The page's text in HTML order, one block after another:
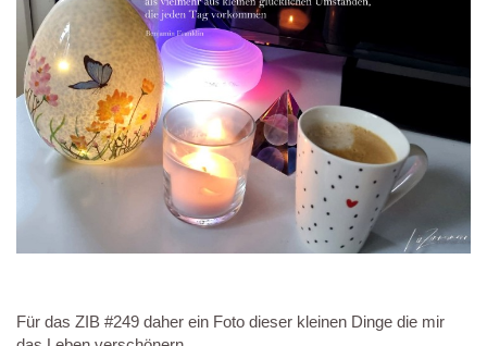
Für das ZIB #249 daher ein Foto dieser kleinen Dinge die mir